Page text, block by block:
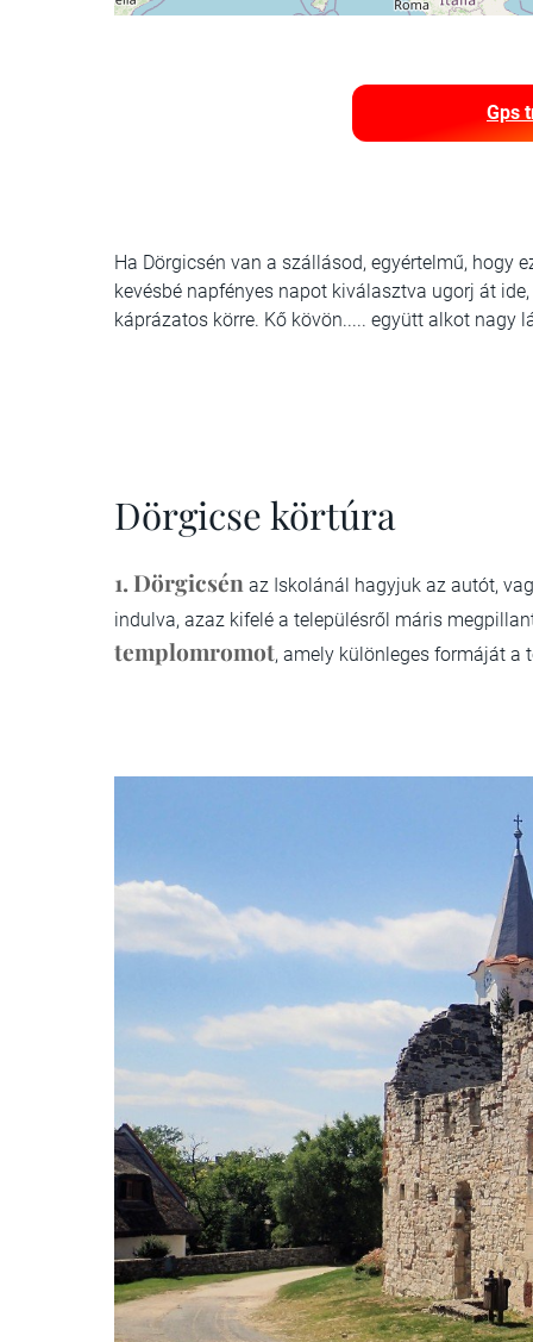
Gps
Ha Dörgicsén van a szállásod, egyértelmű, hogy
kevésbé napfényes napot kiválasztva ugorj át
káprázatos körre. Kő kövön..... együtt alkot nagy
Dörgicse körtúra
1.Dörgicsén az Iskolánál hagyjuk az autót,
indulva, azaz kifelé a településről máris
templomromot, amely különleges formáját a